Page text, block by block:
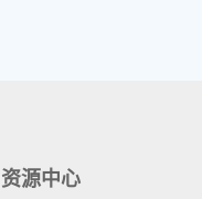
资源中心